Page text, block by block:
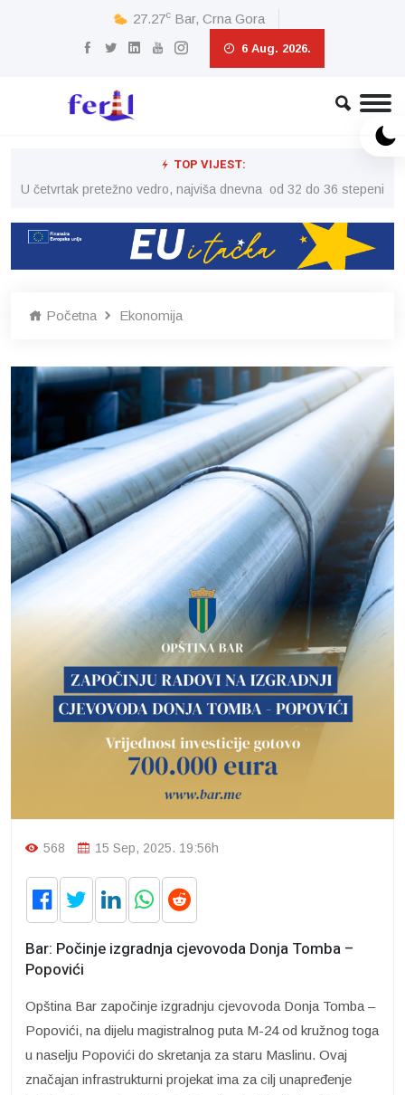
27.27c Bar, Crna Gora
6 Aug. 2026.
TOP VIJEST:
U četvrtak pretežno vedro, najviša dnevna od 32 do 36 stepeni
Početna Ekonomija
568 15 Sep, 2025. 19:56h
Bar: Počinje izgradnja cjevovoda Donja Tomba –
Popovići
Opština Bar započinje izgradnju cjevovoda Donja Tomba –
Popovići, na dijelu magistralnog puta M-24 od kružnog toga
u naselju Popovići do skretanja za staru Maslinu. Ovaj
značajan infrastrukturni projekat ima za cilj unapređenje